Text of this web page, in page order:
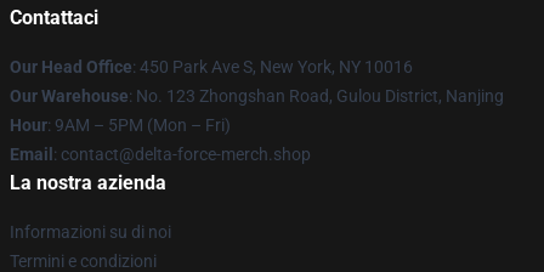
Contattaci
Our Head Office: 450 Park Ave S, New York, NY 10016
Our Warehouse: No. 123 Zhongshan Road, Gulou District, Nanjing
Hour: 9AM – 5PM (Mon – Fri)
Email : contact@delta-force-merch.shop
La nostra azienda
Informazioni su di noi
Termini e condizioni